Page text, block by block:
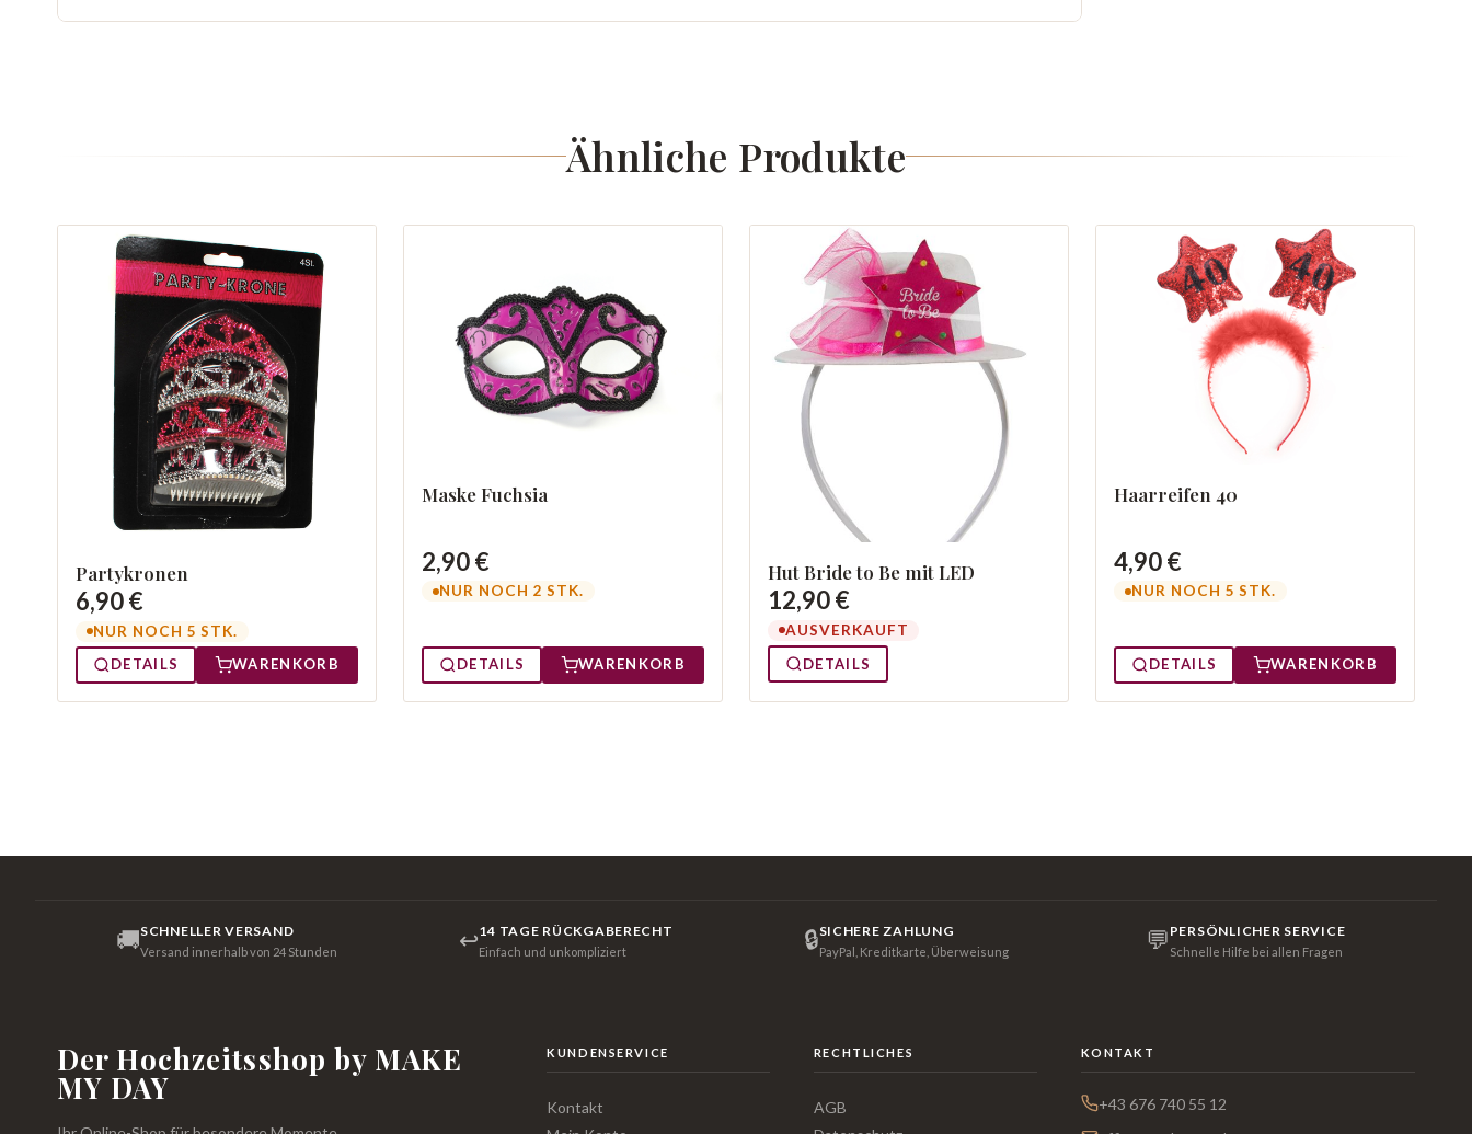
Ähnliche Produkte
Partykronen
6,90 €
NUR NOCH 5 STK.
DETAILS
WARENKORB
Maske Fuchsia
2,90 €
NUR NOCH 2 STK.
DETAILS WARENKORB
Hut Bride to Be mit LED
12,90 €
AUSVERKAUFT
DETAILS
Haarreifen 40
4,90 €
NUR NOCH 5 STK.
DETAILS WARENKORB
🚚SCHNELLER VERSAND
Versand innerhalb von 24 Stunden ↩14 TAGE RÜCKGABERECHT
Einfach und unkompliziert 🔒SICHERE ZAHLUNG
PayPal, Kreditkarte, Überweisung 💬 PERSÖNLICHER SERVICE
Schnelle Hilfe bei allen Fragen
Der Hochzeitsshop by MAKE
MY DAY
KUNDENSERVICE
Kontakt
RECHTLICHES
AGB
KONTAKT
+43 676 740 55 12